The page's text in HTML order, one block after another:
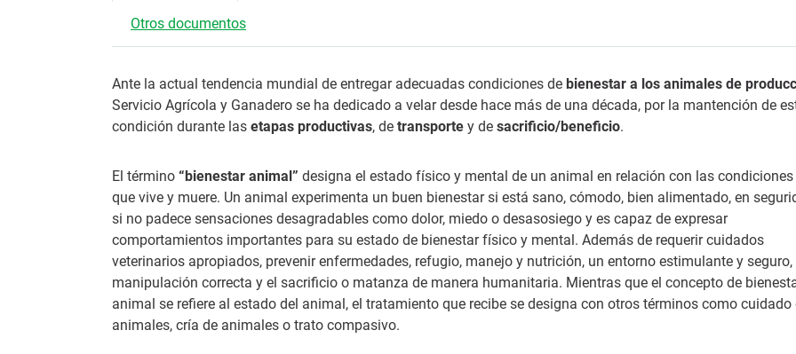
Otros documentos
Ante la actual tendencia mundial de entregar adecuadas condiciones de bienestar a los animales de
Servicio Agrícola y Ganadero se ha dedicado a velar desde hace más de una década, por la mantención de
condición durante las etapas productivas, de transporte y de sacrificio/beneficio.
El término “bienestar animal” designa el estado físico y mental de un animal en relación con las
que vive y muere. Un animal experimenta un buen bienestar si está sano, cómodo, bien alimentado, en
si no padece sensaciones desagradables como dolor, miedo o desasosiego y es capaz de expresar
comportamientos importantes para su estado de bienestar físico y mental. Además de requerir cuidados
veterinarios apropiados, prevenir enfermedades, refugio, manejo y nutrición, un entorno estimulante y seguro,
manipulación correcta y el sacrificio o matanza de manera humanitaria. Mientras que el concepto de
animal se refiere al estado del animal, el tratamiento que recibe se designa con otros términos como cuidado
animales, cría de animales o trato compasivo.